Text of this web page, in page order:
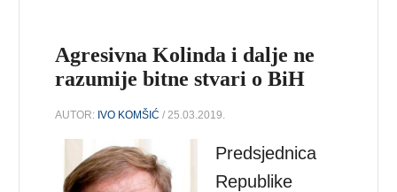
Agresivna Kolinda i dalje ne
razumije bitne stvari o BiH
AUTOR: IVO KOMŠIĆ / 25.03.2019.
Predsjednica
Republike